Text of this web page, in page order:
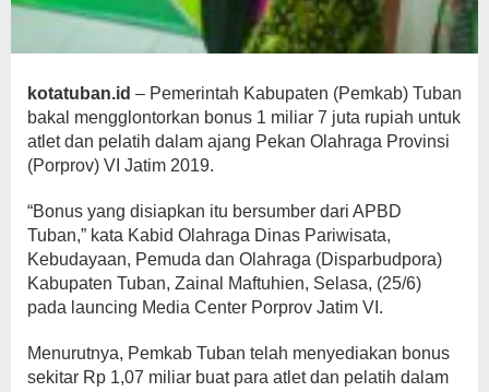
kotatuban.id – Pemerintah Kabupaten (Pemkab) Tuban
bakal mengglontorkan bonus 1 miliar 7 juta rupiah untuk
atlet dan pelatih dalam ajang Pekan Olahraga Provinsi
(Porprov) VI Jatim 2019.
“Bonus yang disiapkan itu bersumber dari APBD
Tuban,” kata Kabid Olahraga Dinas Pariwisata,
Kebudayaan, Pemuda dan Olahraga (Disparbudpora)
Kabupaten Tuban, Zainal Maftuhien, Selasa, (25/6)
pada launcing Media Center Porprov Jatim VI.
Menurutnya, Pemkab Tuban telah menyediakan bonus
sekitar Rp 1,07 miliar buat para atlet dan pelatih dalam